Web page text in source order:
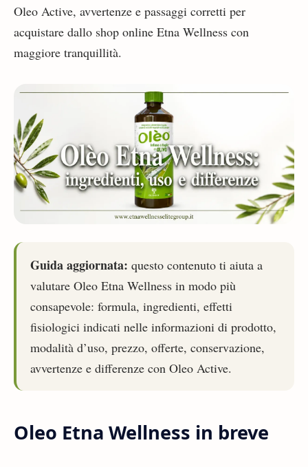
Oleo Active, avvertenze e passaggi corretti per
acquistare dallo shop online Etna Wellness con
maggiore tranquillità.
Guida aggiornata: questo contenuto ti aiuta a
valutare Oleo Etna Wellness in modo più
consapevole: formula, ingredienti, effetti
fisiologici indicati nelle informazioni di prodotto,
modalità d’uso, prezzo, offerte, conservazione,
avvertenze e differenze con Oleo Active.
Oleo Etna Wellness in breve